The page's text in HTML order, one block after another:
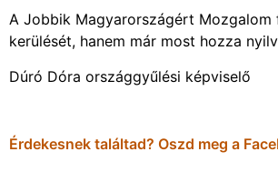
A Jobbik Magyarországért
kerülését, hanem már most hozza
Dúró Dóra országgyűlési képviselő
Érdekesnek találtad? Oszd meg a